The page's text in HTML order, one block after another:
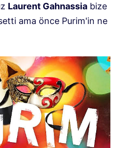
Laurent Gahnassia bize
ama önce Purim'in ne